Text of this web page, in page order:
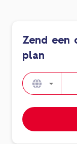
Zend een
plan